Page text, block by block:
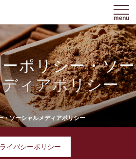
menu
ポリシー・ソー
ィアポリシー
・ソーシャルメディアポリシー
イバシーポリシー